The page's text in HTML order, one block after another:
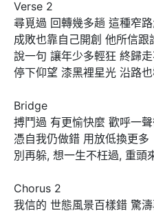
Verse 2
尋覓過 回轉幾多趟 這種窄
成敗也靠自己開創 他所信跟
說一句 讓年少多輕狂 終歸
停下仰望 漆黑裡星光 沿路
Bridge
搏鬥過 有更愉快麼 歡呼一
憑自我仍做錯 用放低換更多
別再躲, 想一生不枉過, 重頭
Chorus 2
我信的 世態風景百樣錯 驚